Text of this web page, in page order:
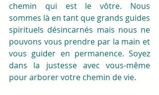
chemin qui est le vôtre. Nous
sommes là en tant que grands guides
spirituels désincarnés mais nous ne
pouvons vous prendre par la main et
vous guider en permanence. Soyez
dans la justesse avec vous-même
pour arborer votre chemin de vie.